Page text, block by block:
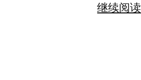
继续阅读